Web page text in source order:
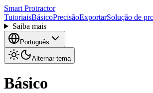
Smart Protractor
TutoriaisBásicoPrecisãoExportarSolução de
Saiba mais
Português
Alternar tema
Básico